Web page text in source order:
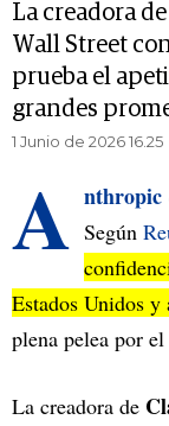
La creadora
Wall Street
prueba el
grandes
1 Junio de 2026 16.25
A nthropic
Según
Estados Unidos y
plena pelea por
La creadora de